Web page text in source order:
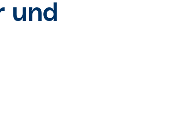
und